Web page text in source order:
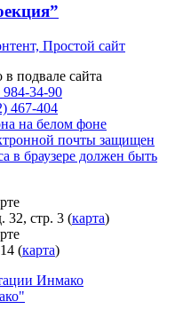
Простой сайт
34-90
467-404
почты защищен
в браузере должен быть
32, стр. 3 (карта)
(карта)